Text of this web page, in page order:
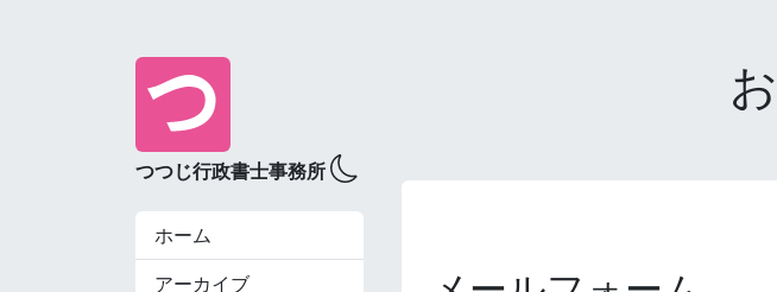
つつじ行政書士事務所
ホーム
アーカイブ